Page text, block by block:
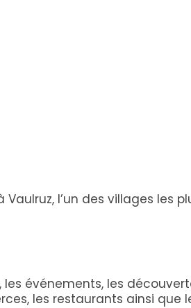
l’un des villages les
événements, les
les restaurants ainsi que